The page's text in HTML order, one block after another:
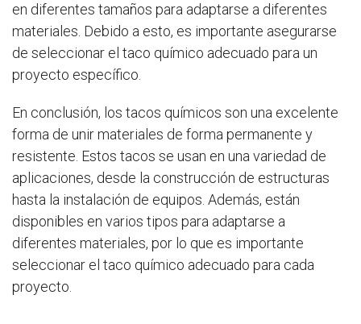
en diferentes tamaños para adaptarse a diferentes
materiales. Debido a esto, es importante asegurarse
de seleccionar el taco químico adecuado para un
proyecto específico.
En conclusión, los tacos químicos son una excelente
forma de unir materiales de forma permanente y
resistente. Estos tacos se usan en una variedad de
aplicaciones, desde la construcción de estructuras
hasta la instalación de equipos. Además, están
disponibles en varios tipos para adaptarse a
diferentes materiales, por lo que es importante
seleccionar el taco químico adecuado para cada
proyecto.